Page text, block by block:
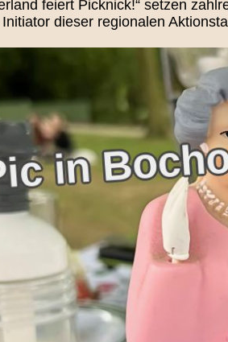
feiert Picknick!“ setzen
dieser regionalen